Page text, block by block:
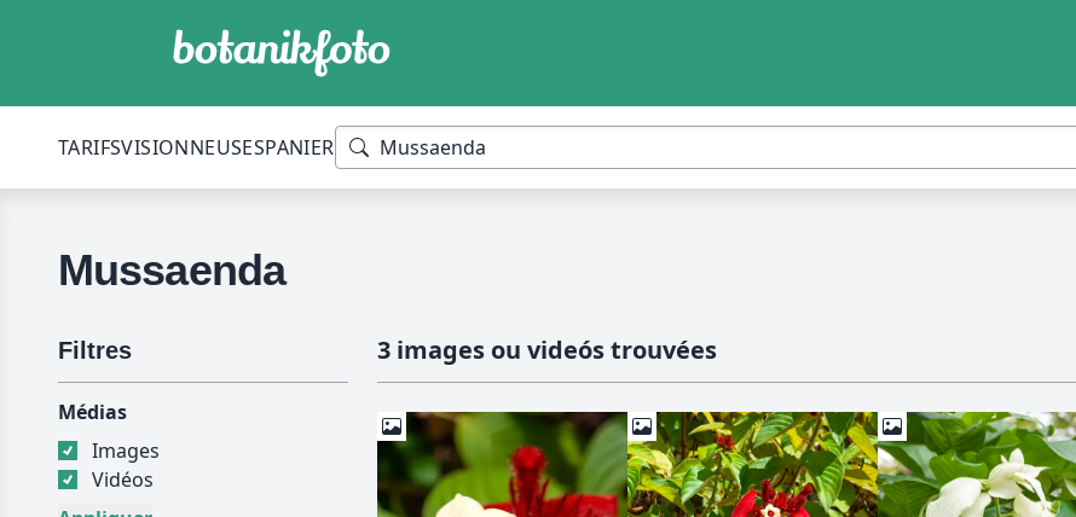
TARIFSVISIONNEUSESPANIER
Mussaenda
Filtres
Médias
Images
Vidéos
3 images ou videós trouvées